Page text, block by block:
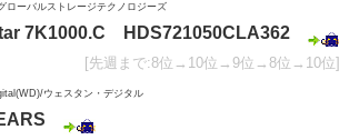
ローバルストレージテクノロジーズ
7K1000.C HDS721050CLA362
[先週まで:8位→10位→9位→8位→10位]
ウェスタン・デジタル